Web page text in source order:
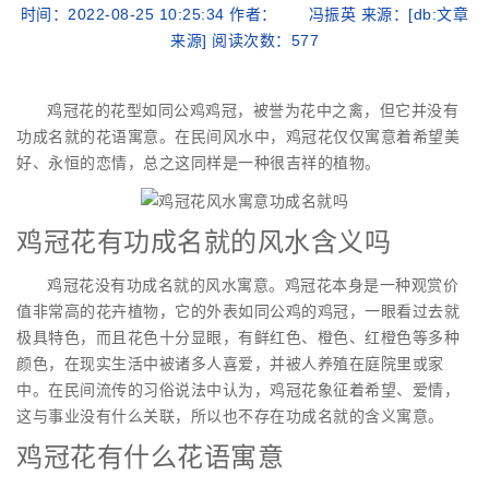
时间：2022-08-25 10:25:34 作者： 冯振英 来源：[db:文章
来源] 阅读次数： 577
鸡冠花的花型如同公鸡鸡冠，被誉为花中之禽，但它并没有
功成名就的花语寓意。在民间风水中，鸡冠花仅仅寓意着希望美
好、永恒的恋情，总之这同样是一种很吉祥的植物。
鸡冠花有功成名就的风水含义吗
鸡冠花没有功成名就的风水寓意。鸡冠花本身是一种观赏价
值非常高的花卉植物，它的外表如同公鸡的鸡冠，一眼看过去就
极具特色，而且花色十分显眼，有鲜红色、橙色、红橙色等多种
颜色，在现实生活中被诸多人喜爱，并被人养殖在庭院里或家
中。在民间流传的习俗说法中认为，鸡冠花象征着希望、爱情，
这与事业没有什么关联，所以也不存在功成名就的含义寓意。
鸡冠花有什么花语寓意